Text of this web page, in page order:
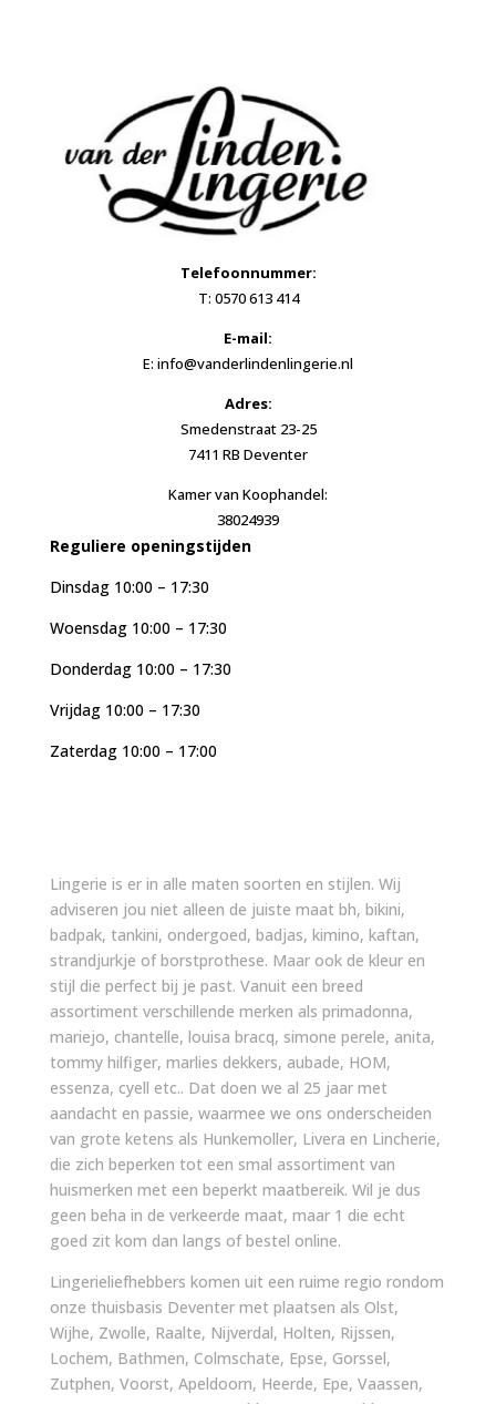
Telefoonnummer:
T: 0570 613 414
E-mail:
E: info@vanderlindenlingerie.nl
Adres:
Smedenstraat 23-25
7411 RB Deventer
Kamer van Koophandel:
38024939
Reguliere openingstijden
Dinsdag 10:00 – 17:30
Woensdag 10:00 – 17:30
Donderdag 10:00 – 17:30
Vrijdag 10:00 – 17:30
Zaterdag 10:00 – 17:00
Lingerie is er in alle maten soorten en stijlen. Wij
adviseren jou niet alleen de juiste maat bh, bikini,
badpak, tankini, ondergoed, badjas, kimino, kaftan,
strandjurkje of borstprothese. Maar ook de kleur en
stijl die perfect bij je past. Vanuit een breed
assortiment verschillende merken als primadonna,
mariejo, chantelle, louisa bracq, simone perele, anita,
tommy hilfiger, marlies dekkers, aubade, HOM,
essenza, cyell etc.. Dat doen we al 25 jaar met
aandacht en passie, waarmee we ons onderscheiden
van grote ketens als Hunkemoller, Livera en Lincherie,
die zich beperken tot een smal assortiment van
huismerken met een beperkt maatbereik. Wil je dus
geen beha in de verkeerde maat, maar 1 die echt
goed zit kom dan langs of bestel online.
Lingerieliefhebbers komen uit een ruime regio rondom
onze thuisbasis Deventer met plaatsen als Olst,
Wijhe, Zwolle, Raalte, Nijverdal, Holten, Rijssen,
Lochem, Bathmen, Colmschate, Epse, Gorssel,
Zutphen, Voorst, Apeldoorn, Heerde, Epe, Vaassen,